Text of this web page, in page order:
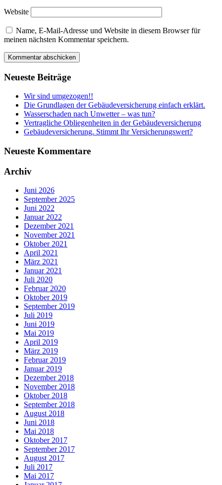
Website
Name, E-Mail-Adresse und Website in diesem Browser für
meinen nächsten Kommentar speichern.
Sidebar
Neueste Beiträge
Wir sind umgezogen!!
Die Grundlagen der Gebäudeversicherung einfach erklärt.
Wasserschaden nach Unwetter – was tun?
Vertragliche Obliegenheiten in der Gebäudeversicherung
Gebäudeversicherung. Stimmt Ihr Versicherungswert?
Neueste Kommentare
Archiv
Juni 2026
September 2025
Juni 2022
Januar 2022
Dezember 2021
November 2021
Oktober 2021
April 2021
März 2021
Januar 2021
Juli 2020
Februar 2020
Oktober 2019
September 2019
Juli 2019
Juni 2019
Mai 2019
April 2019
März 2019
Februar 2019
Januar 2019
Dezember 2018
November 2018
Oktober 2018
September 2018
August 2018
Juni 2018
Mai 2018
Oktober 2017
September 2017
August 2017
Juli 2017
Mai 2017